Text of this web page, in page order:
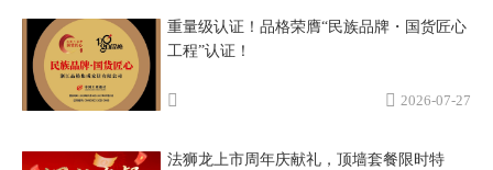
重量级认证！品格荣膺“民族品牌・国货匠心
工程”认证！
2026-07-27
法狮龙上市周年庆献礼，顶墙套餐限时特